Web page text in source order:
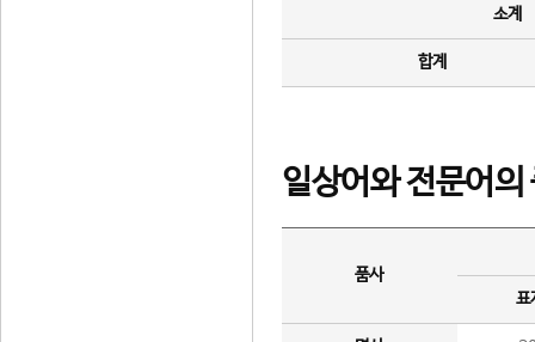
소계
합계
일상어와 전문어의
품사
표